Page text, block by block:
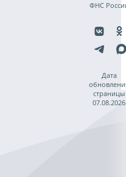
ФНС
Дата
страницы
07.08.2026